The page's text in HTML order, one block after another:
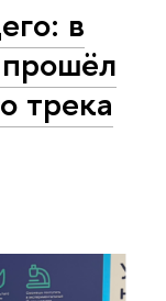
в
трека